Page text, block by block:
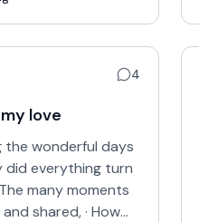
4
love
the wonderful days
did everything turn
many moments
shared, · How